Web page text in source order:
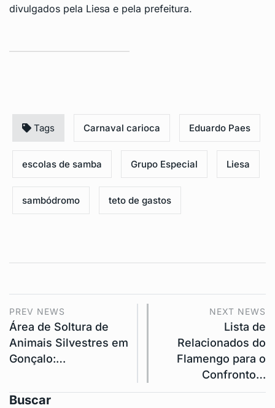
divulgados pela Liesa e pela prefeitura.
Tags Carnaval carioca Eduardo Paes
escolas de samba Grupo Especial Liesa
sambódromo teto de gastos
PREV NEWS
Área de Soltura de
Animais Silvestres em
Gonçalo:…
NEXT NEWS
Lista de
Relacionados do
Flamengo para o
Confronto…
Buscar